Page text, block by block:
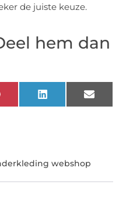
de juiste keuze.
hem dan
PinterestLinkedIn Email
webshop